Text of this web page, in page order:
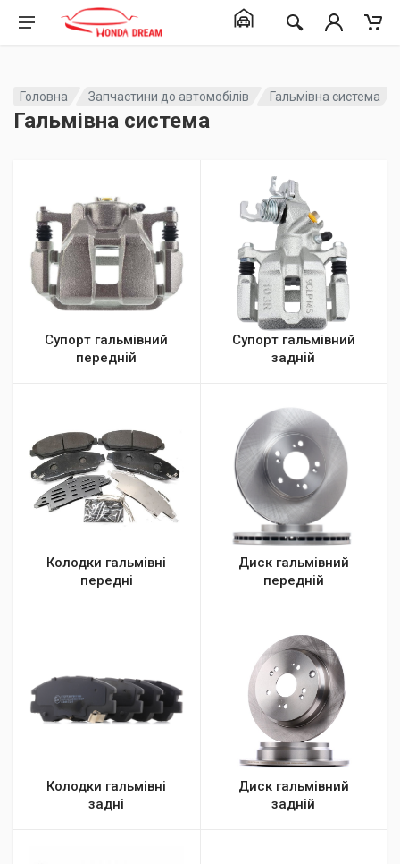
Головна Запчастини до автомобілів Гальмівна система
Гальмівна система
Супорт гальмівний
передній
Супорт гальмівний
задній
Колодки гальмівні
передні
Диск гальмівний
передній
Колодки гальмівні
задні
Диск гальмівний
задній